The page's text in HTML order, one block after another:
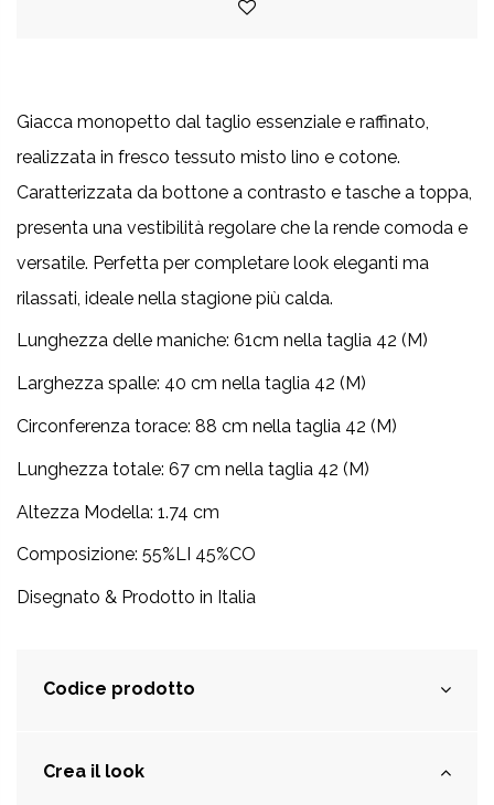
Giacca monopetto dal taglio essenziale e raffinato,
realizzata in fresco tessuto misto lino e cotone.
Caratterizzata da bottone a contrasto e tasche a toppa,
presenta una vestibilità regolare che la rende comoda e
versatile. Perfetta per completare look eleganti ma
rilassati, ideale nella stagione più calda.
Lunghezza delle maniche: 61cm nella taglia 42 (M)
Larghezza spalle: 40 cm nella taglia 42 (M)
Circonferenza torace: 88 cm nella taglia 42 (M)
Lunghezza totale: 67 cm nella taglia 42 (M)
Altezza Modella: 1.74 cm
Composizione: 55%LI 45%CO
Disegnato & Prodotto in Italia
Codice prodotto
Crea il look